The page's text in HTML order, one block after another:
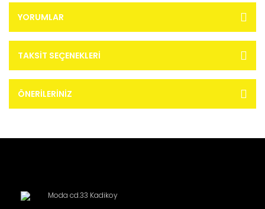
YORUMLAR
TAKSIT SEÇENEKLERI
ÖNERILERINIZ
Moda cd.33 Kadikoy